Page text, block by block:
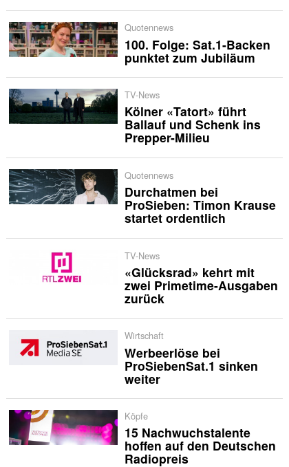
Quotennews
100. Folge: Sat.1-Backen
punktet zum Jubiläum
TV-News
Kölner «Tatort» führt
Ballauf und Schenk ins
Prepper-Milieu
Quotennews
Durchatmen bei
ProSieben: Timon Krause
startet ordentlich
TV-News
«Glücksrad» kehrt mit
zwei Primetime-Ausgaben
zurück
Wirtschaft
Werbeerlöse bei
ProSiebenSat.1 sinken
weiter
Köpfe
15 Nachwuchstalente
hoffen auf den Deutschen
Radiopreis